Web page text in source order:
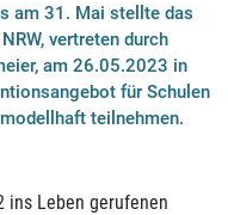
am 31. Mai stellte das
vertreten durch
am 26.05.2023 in
für Schulen
teilnehmen.
ins Leben gerufenen